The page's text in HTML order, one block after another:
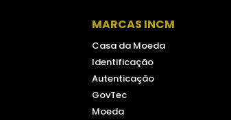
MARCAS INCM
Casa da Moeda
Identificação
Autenticação
GovTec
Moeda